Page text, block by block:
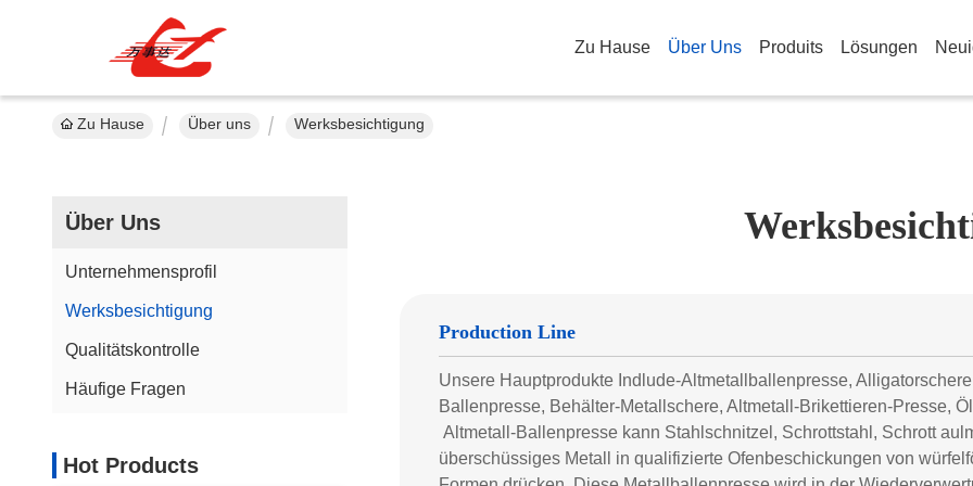
Zu Hause Über Uns Produits Lösungen
Zu Hause Über uns Werksbesichtigung
Über Uns
Unternehmensprofil
Werksbesichtigung
Qualitätskontrolle
Häufige Fragen
Hot Products
Production Line
Unsere Hauptprodukte Indlude-Altmetallballenpresse,
Ballenpresse, Behälter-Metallschere, Altmetall-Brikettieren-Presse,
Altmetall-Ballenpresse kann Stahlschnitzel, Schrottstahl, Schrott
überschüssiges Metall in qualifizierte Ofenbeschickungen von